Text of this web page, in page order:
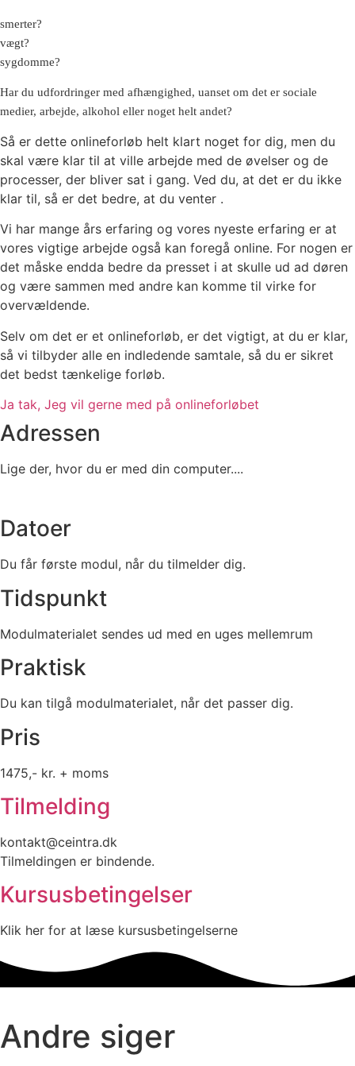
smerter?
vægt?
sygdomme?
Har du udfordringer med afhængighed, uanset om det er sociale
medier, arbejde, alkohol eller noget helt andet?
Så er dette onlineforløb helt klart noget for dig, men du
skal være klar til at ville arbejde med de øvelser og de
processer, der bliver sat i gang. Ved du, at det er du ikke
klar til, så er det bedre, at du venter .
Vi har mange års erfaring og vores nyeste erfaring er at
vores vigtige arbejde også kan foregå online. For nogen er
det måske endda bedre da presset i at skulle ud ad døren
og være sammen med andre kan komme til virke for
overvældende.
Selv om det er et onlineforløb, er det vigtigt, at du er klar,
så vi tilbyder alle en indledende samtale, så du er sikret
det bedst tænkelige forløb.
Ja tak, Jeg vil gerne med på onlineforløbet
Adressen
Lige der, hvor du er med din computer....
Datoer
Du får første modul, når du tilmelder dig.
Tidspunkt
Modulmaterialet sendes ud med en uges mellemrum
Praktisk
Du kan tilgå modulmaterialet, når det passer dig.
Pris
1475,- kr. + moms
Tilmelding
kontakt@ceintra.dk
Tilmeldingen er bindende.
Kursusbetingelser
Klik her for at læse kursusbetingelserne
Andre siger